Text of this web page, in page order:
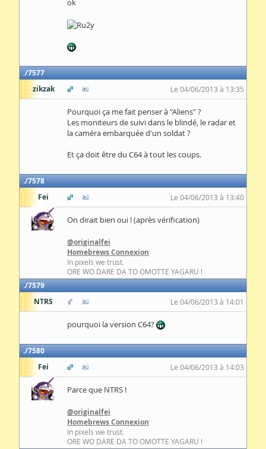
ok
7577
zikzak
Le 04/06/2013 à 13:35
Pourquoi ça me fait penser à "Aliens" ?
Les moniteurs de suivi dans le blindé, le radar et
la caméra embarquée d'un soldat ?
Et ça doit être du C64 à tout les coups.
7578
Fei
Le 04/06/2013 à 13:40
On dirait bien oui ! (après vérification)
@originalfei
Homebrews Connexion
In pixels we trust.
ORE WO DARE DA TO OMOTTE YAGARU !
7579
NTRS
Le 04/06/2013 à 14:01
pourquoi la version C64?
7580
Fei
Le 04/06/2013 à 14:03
Parce que NTRS !
@originalfei
Homebrews Connexion
In pixels we trust.
ORE WO DARE DA TO OMOTTE YAGARU !